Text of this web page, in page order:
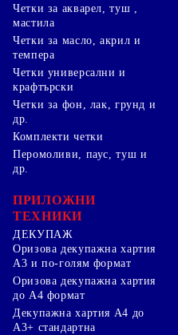
Четки за акварел, туш ,
мастила
Четки за масло, акрил и
темпера
Четки универсални и
крафтърски
Четки за фон, лак, грунд и
др.
Комплекти четки
Перомоливи, паус, туш и
др.
ПРИЛОЖНИ
ТЕХНИКИ
ДЕКУПАЖ
Оризова декупажна хартия
А3 и по-голям формат
Оризова декупажна хартия
до А4 формат
Декупажна хартия А4 до
А3+ стандартна